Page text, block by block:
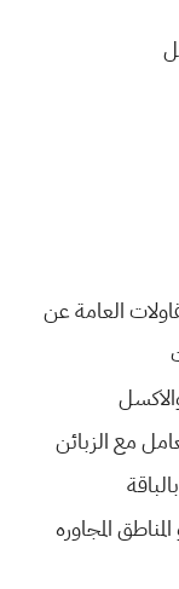
العامة عن
المجاوره